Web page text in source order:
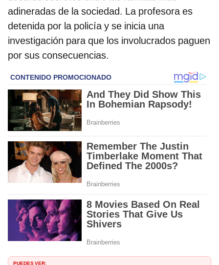
adineradas de la sociedad. La profesora es
detenida por la policía y se inicia una
investigación para que los involucrados paguen
por sus consecuencias.
PUEDES VER: